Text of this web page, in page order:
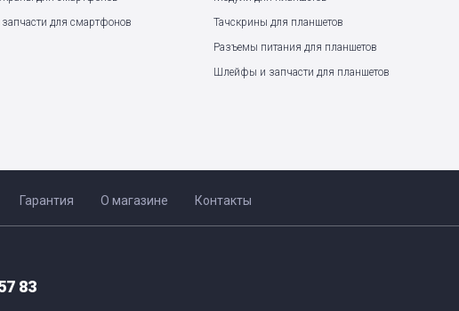
для смартфонов
Тачскрины для планшетов
Разъемы питания для планшетов
Шлейфы и запчасти для планшетов
Гарантия О магазине Контакты
83